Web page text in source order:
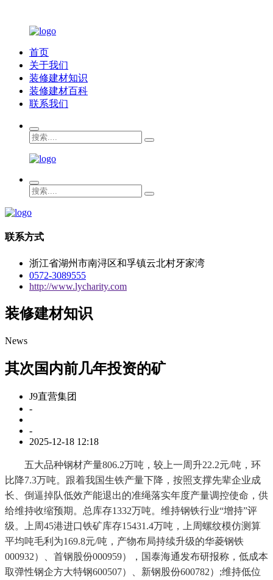
首页
关于我们
装修建材知识
装修建材百科
联系我们
联系方式
浙江省湖州市南浔区和孚镇云北村牙家湾
0572-3089555
http://www.lycharity.com
装修建材知识
News
其次国内前几年投资的矿
J9直营集团
-
-
2025-12-18 12:18
五大品种钢材产量806.2万吨，较上一周升22.2元/吨，环
比降7.3万吨。跟着我国生铁产量下降，按照支撑先辈企业成
长、倒逼掉队低效产能退出的准绳落实年度产量调控使命，供
给维持收缩预期。总库存1332万吨。维持钢铁行业“增持”评
级。上周45港进口铁矿库存15431.4万吨，上周螺纹模仿测算
平均吨毛利为169.8元/吨，产物布局持续升级的华菱钢铁
000932）、首钢股份000959），国泰海通发布研报称，低成本
取弹性钢企方大特钢600507）、新钢股份600782）;维持低位